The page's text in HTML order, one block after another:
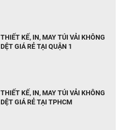
THIẾT KẾ, IN, MAY TÚI VẢI KHÔNG
DỆT GIÁ RẺ TẠI QUẬN 1
THIẾT KẾ, IN, MAY TÚI VẢI KHÔNG
DỆT GIÁ RẺ TẠI TPHCM